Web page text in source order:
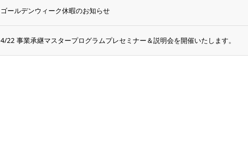
ゴールデンウィーク休暇のお知らせ
4/22 事業承継マスタープログラムプレセミナー＆説明会を開催いたします。